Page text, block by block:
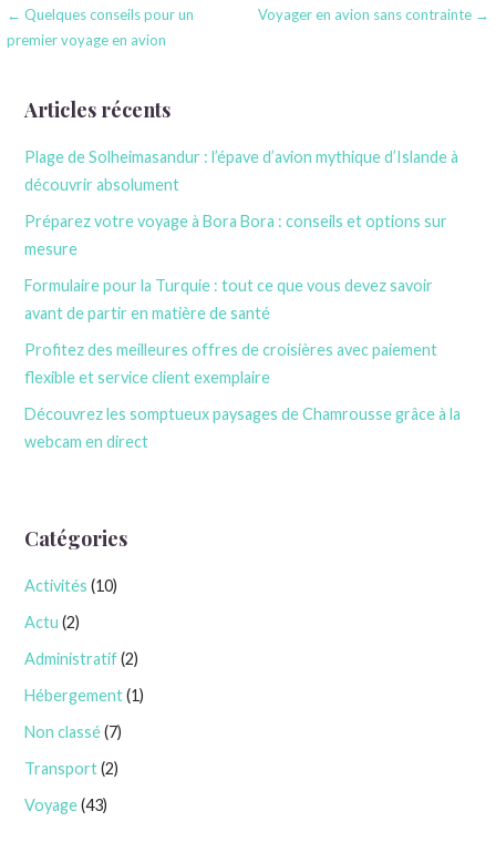
Navigation
de
l’article
← Quelques conseils pour un
premier voyage en avion
Voyager en avion sans contrainte →
Articles récents
Plage de Solheimasandur : l’épave d’avion mythique d’Islande à
découvrir absolument
Préparez votre voyage à Bora Bora : conseils et options sur
mesure
Formulaire pour la Turquie : tout ce que vous devez savoir
avant de partir en matière de santé
Profitez des meilleures offres de croisières avec paiement
flexible et service client exemplaire
Découvrez les somptueux paysages de Chamrousse grâce à la
webcam en direct
Catégories
Activités (10)
Actu (2)
Administratif(2)
Hébergement(1)
Non classé(7)
Transport(2)
Voyage(43)